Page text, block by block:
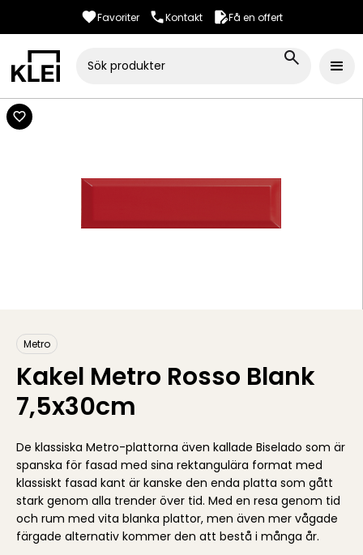
Favoriter Kontakt Få en offert
Metro
Kakel Metro Rosso Blank
7,5x30cm
De klassiska Metro-plattorna även kallade Biselado som är
spanska för fasad med sina rektangulära format med
klassiskt fasad kant är kanske den enda platta som gått
stark genom alla trender över tid. Med en resa genom tid
och rum med vita blanka plattor, men även mer vågade
färgade alternativ kommer den att bestå i många år.